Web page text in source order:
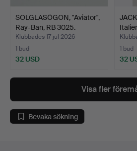
SOLGLASÖGON, "Aviator",
Ray-Ban, RB 3025.
Klubbades 17 jul 2026
1 bud
32 USD
1 bud
32
Visa fler
Bevaka sökning